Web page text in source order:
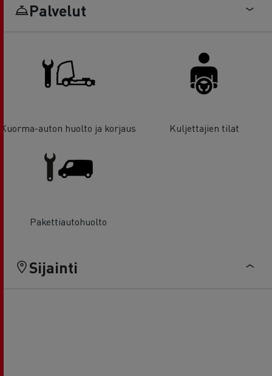
Palvelut
Kuorma-auton huolto ja korjaus Kuljettajien tilat
Pakettiautohuolto
Sijainti